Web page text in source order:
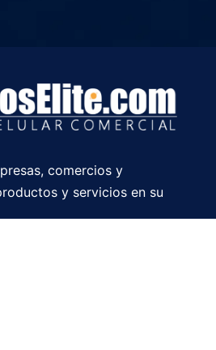
comercios y
y servicios en su